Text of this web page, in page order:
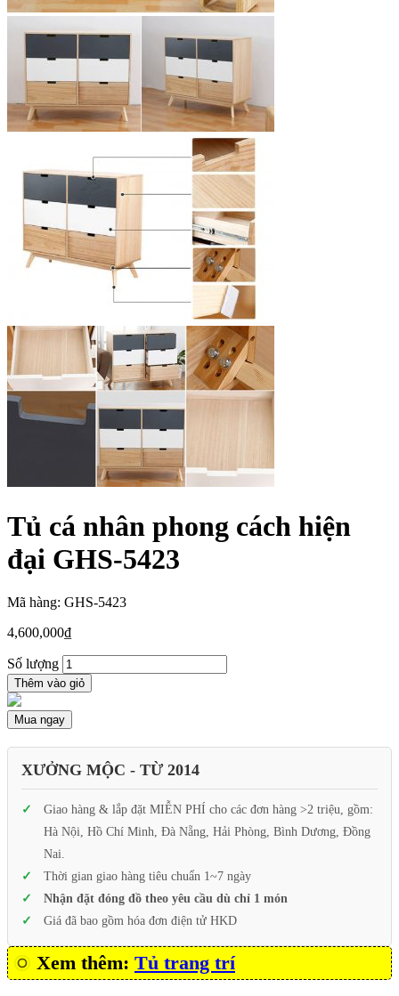
Tủ cá nhân phong cách hiện
đại GHS-5423
Mã hàng: GHS-5423
4,600,000₫
Số lượng
Thêm vào giỏ
Mua ngay
XƯỞNG MỘC - TỪ 2014
Giao hàng & lắp đặt MIỄN PHÍ cho các đơn hàng >2 triệu, gồm:
Hà Nội, Hồ Chí Minh, Đà Nẵng, Hải Phòng, Bình Dương, Đồng
Nai.
Thời gian giao hàng tiêu chuẩn 1~7 ngày
Nhận đặt đóng đồ theo yêu cầu dù chỉ 1 món
Giá đã bao gồm hóa đơn điện tử HKD
Xem thêm: Tủ trang trí